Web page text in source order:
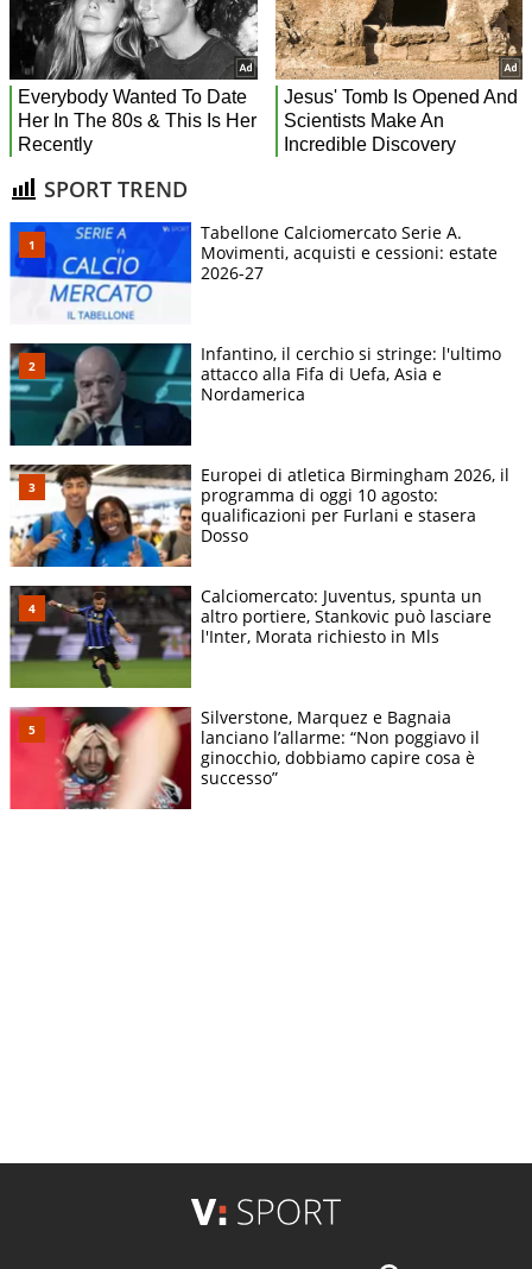
SPORT TREND
Tabellone Calciomercato Serie A.
Movimenti, acquisti e cessioni: estate
2026-27
Infantino, il cerchio si stringe: l'ultimo
attacco alla Fifa di Uefa, Asia e
Nordamerica
Europei di atletica Birmingham 2026, il
programma di oggi 10 agosto:
qualificazioni per Furlani e stasera
Dosso
Calciomercato: Juventus, spunta un
altro portiere, Stankovic può lasciare
l'Inter, Morata richiesto in Mls
Silverstone, Marquez e Bagnaia
lanciano l’allarme: “Non poggiavo il
ginocchio, dobbiamo capire cosa è
successo”